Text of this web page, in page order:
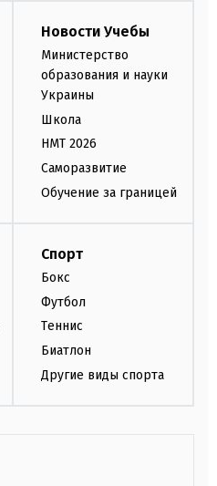
Новости Учебы
Министерство
образования и науки
Украины
Школа
НМТ 2026
Саморазвитие
Обучение за границей
Спорт
Бокс
Футбол
Теннис
Биатлон
Другие виды спорта